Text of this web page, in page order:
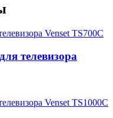
телевизора